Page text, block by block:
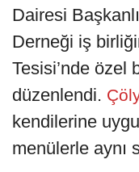
Dairesi
Derneği iş
Tesisi’nde özel
düzenlendi.
kendilerine
menülerle aynı